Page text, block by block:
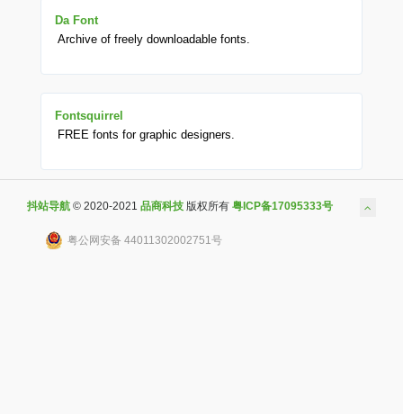
Da Font
Archive of freely downloadable fonts.
Fontsquirrel
FREE fonts for graphic designers.
抖站导航 © 2020-2021 品商科技 版权所有 粤ICP备17095333号
粤公网安备 44011302002751号